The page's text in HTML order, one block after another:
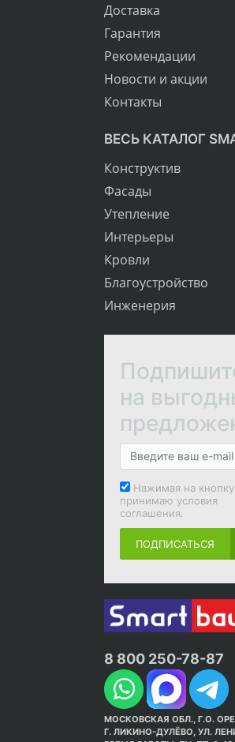
Доставка
Гарантия
Рекомендации
Новости и акции
Контакты
ВЕСЬ КАТАЛОГ
Конструктив
Фасады
Утепление
Интерьеры
Кровли
Благоустройство
Инженерия
на
Нажимая на
принимаю условия
соглашения.
ПОДПИСАТЬСЯ
8 800 250-78-87
МОСКОВСКАЯ ОБЛ., Г.О.
Г. ЛИКИНО-ДУЛЁВО, УЛ.